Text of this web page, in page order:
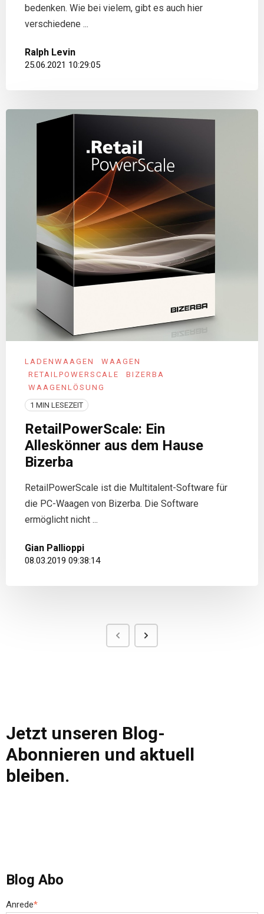
bedenken. Wie bei vielem, gibt es auch hier
verschiedene ...
Ralph Levin
25.06.2021 10:29:05
LADENWAAGEN
WAAGEN
RETAILPOWERSCALE
BIZERBA
WAAGENLÖSUNG
1 MIN LESEZEIT
RetailPowerScale: Ein
Alleskönner aus dem Hause
Bizerba
RetailPowerScale ist die Multitalent-Software für
die PC-Waagen von Bizerba. Die Software
ermöglicht nicht ...
Gian Pallioppi
08.03.2019 09:38:14
Jetzt unseren Blog-
Abonnieren und aktuell
bleiben.
Blog Abo
Anrede*